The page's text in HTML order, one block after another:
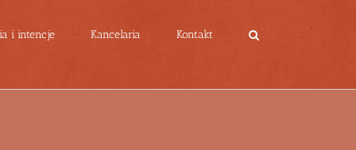
i intencje Kancelaria Kontakt